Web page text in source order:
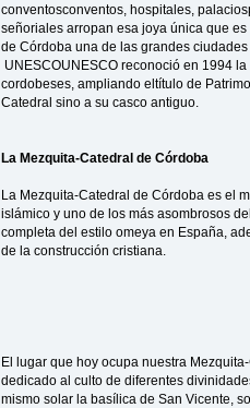
conventosconventos, hospitales,
señoriales arropan esa joya única que
de Córdoba una de las grandes
UNESCOUNESCO reconoció en 1994
cordobeses, ampliando eltítulo de
Catedral sino a su casco antiguo.
La Mezquita-Catedral de Córdoba
La Mezquita-Catedral de Córdoba es el
islámico y uno de los más asombrosos
completa del estilo omeya en España,
de la construcción cristiana.
El lugar que hoy ocupa nuestra
dedicado al culto de diferentes
mismo solar la basílica de San Vicente,